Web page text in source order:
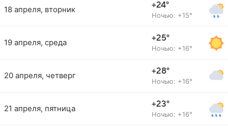
18 апреля, вторник +24°
Ночью: +15°
19 апреля, среда +25°
Ночью: +16°
20 апреля, четверг +28°
Ночью: +16°
21 апреля, пятница +23°
Ночью: +16°